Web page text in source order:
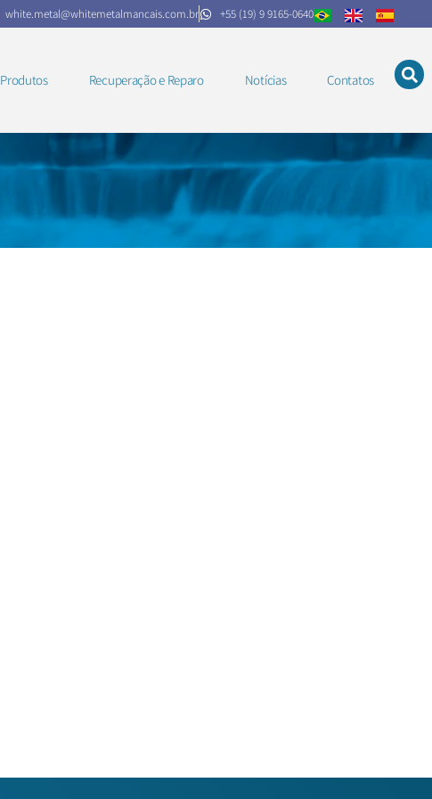
white.metal@whitemetalmancais.com.br +55 (19) 9 9165-0640
Produtos Recuperação e Reparo Notícias Contatos